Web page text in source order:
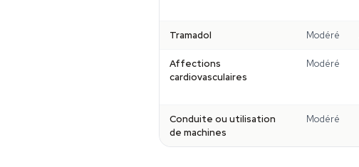
Tramadol Modéré
Affections
cardiovasculaires
Modéré
Conduite ou utilisation
de machines
Modéré